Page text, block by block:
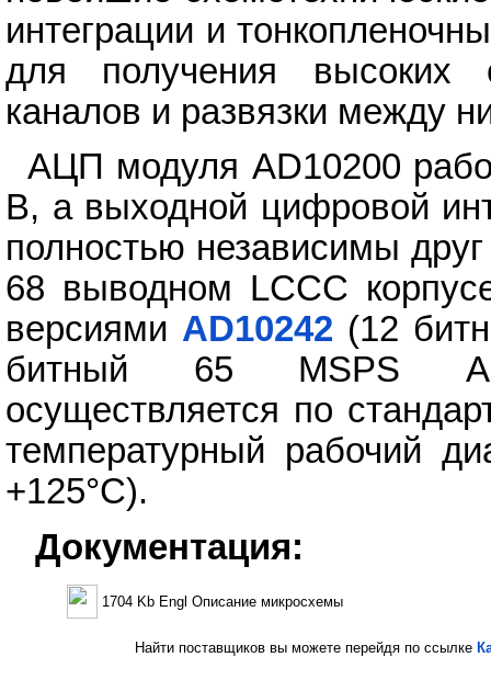
интеграции и
для получения высоких
каналов и развязки между
АЦП модуля AD10200
В, а выходной цифровой
полностью независимы
68 выводном LCCC
версиями AD10242 (12
битный 65 MSPS
осуществляется по
температурный рабочий
+125°C).
Документация:
1704 Kb Engl Описание микросхемы
Найти поставщиков вы можете перейдя по ссылке